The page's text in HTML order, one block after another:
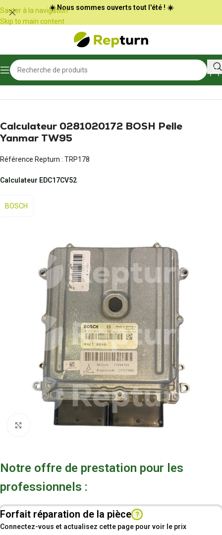
Panneau de gestion des cookies
Sauter à la navigation
Skip to main content
☀️ Nous sommes ouverts tout l'été ! ☀️
Accueil
Calculateur 0281020172 BOSH Pelle
Yanmar TW95
Référence Repturn : TRP178
Calculateur EDC17CV52
BOSCH
Cliquez pour agrandir
Notre offre de prestation pour les
professionnels :
Forfait réparation de la pièce ?
Connectez-vous et actualisez cette page pour voir le prix